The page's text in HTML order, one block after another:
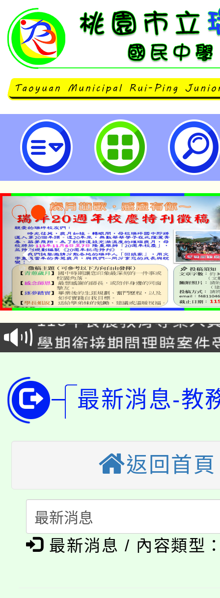
「2023年酷課外語村X雲之國度—
營」-桃園市立瑞坪國民中學
淨零綠生活教案入校路
會
115年食農教育專業人
程
學期銜接期間理賠案件
版
公告本校115學年度第
代理(課)教師甄選結果(
「2026金融保險知識
車」活動
生本土語及新住民語歌
公告本校115學年度第
代理(課)教師甄選結果(
公告本校115學年度第
代理(課)教師甄選結果(
轉知中國文化大學推廣
《TA101》溝通分析基
淨零綠生活教案入校路
115年食農教育專業人
最新消息-教
返回首頁
最新消息 / 內容類型